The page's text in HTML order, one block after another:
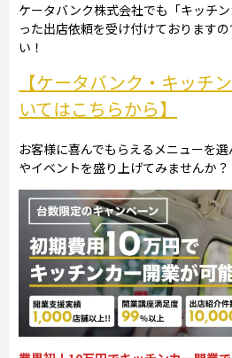
ケータバンク株式会社でも「キッチ
った出店依頼を受け付けております
い！
【ケータバンク・キッチ
いてはこちらから】
お客様に喜んでもらえるメニューを
やイベントを盛り上げてみませんか？